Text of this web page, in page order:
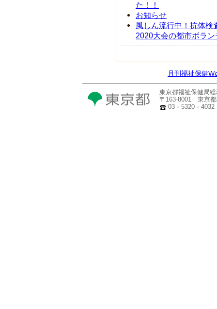
た！！
お知らせ
風しん流行中！抗体検
2020大会の都市ボラ
月刊福祉保健
東京都福祉保健局
〒163-8001 東京都
03－5320－